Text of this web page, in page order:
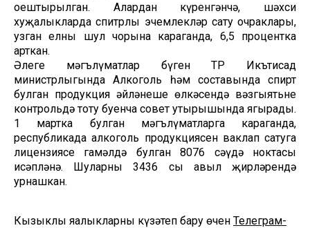
оештырылган. Алардан күренгәнчә, шәхси
хуҗалыкларда спитрлы эчемлекләр сату очраклары,
узган елның шул чорына караганда, 6,5 процентка
арткан.
Әлеге мәгълүматлар бүген ТР Икътисад
министрлыгында Алкоголь һәм составында спирт
булган продукция әйләнеше өлкәсендә вәзгыятьне
контрольдә тоту буенча совет утырышында яңгырады.
1 мартка булган мәгълүматларга караганда,
республикада алкоголь продукциясен ваклап сатуга
лицензиясе гамәлдә булган 8076 сәүдә ноктасы
исәпләнә. Шуларның 3436 сы авыл җирләрендә
урнашкан.
Кызыклы яңалыкларны күзәтеп бару өчен Телеграм-